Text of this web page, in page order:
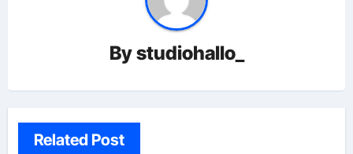
Bystudiohallo_
Related Post